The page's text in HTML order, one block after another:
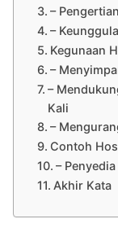
–
–
Kegunaan
–
–
Kali
–
Contoh
–
Akhir Kata